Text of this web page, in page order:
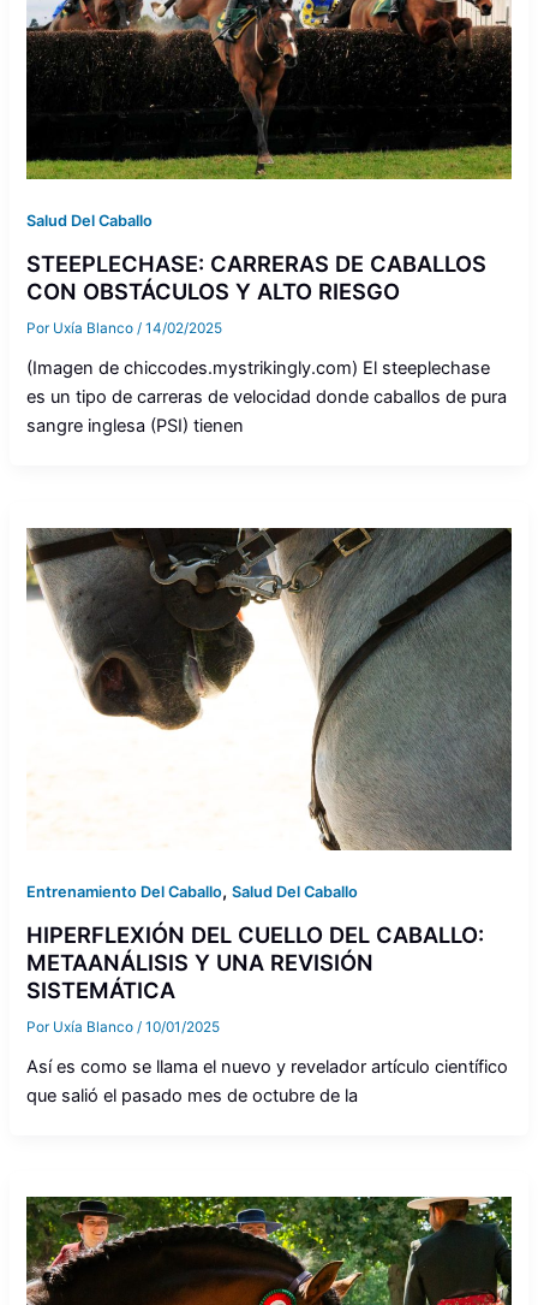
Salud Del Caballo
STEEPLECHASE: CARRERAS DE CABALLOS
CON OBSTÁCULOS Y ALTO RIESGO
Por Uxía Blanco /14/02/2025
(Imagen de chiccodes.mystrikingly.com) El steeplechase
es un tipo de carreras de velocidad donde caballos de pura
sangre inglesa (PSI) tienen
Entrenamiento Del Caballo,Salud Del Caballo
HIPERFLEXIÓN DEL CUELLO DEL CABALLO:
METAANÁLISIS Y UNA REVISIÓN
SISTEMÁTICA
Por Uxía Blanco /10/01/2025
Así es como se llama el nuevo y revelador artículo científico
que salió el pasado mes de octubre de la